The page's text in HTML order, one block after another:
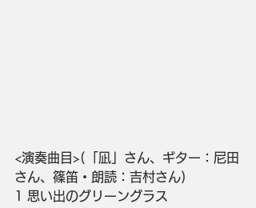
<演奏曲目>(「凪」さん、ギター：尼田
さん、篠笛・朗読：吉村さん)
1 思い出のグリーングラス